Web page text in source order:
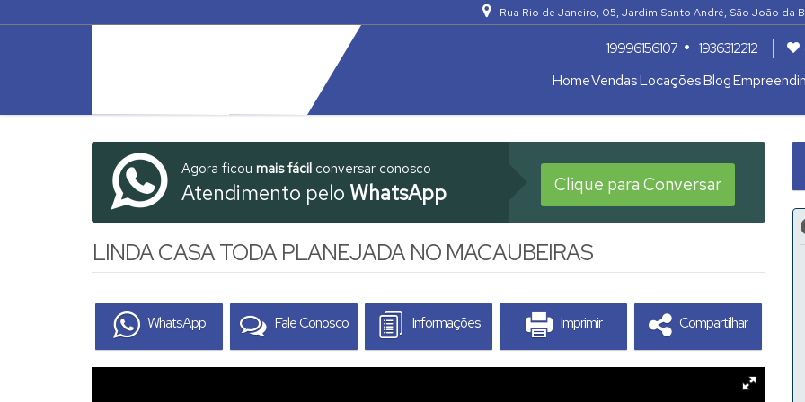
Rua Rio de Janeiro, 05, Jardim Santo André, São João da
19996156107 1936312212
Blog
Locações
Vendas
Home
Agora ficou mais fácil conversar conosco
Atendimento pelo WhatsApp Clique para Conversar
LINDA CASA TODA PLANEJADA NO MACAUBEIRAS
WhatsApp Fale Conosco Informações Imprimir Compartilhar